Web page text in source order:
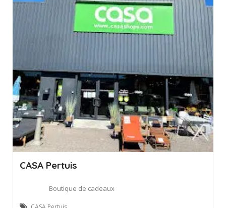
CASA Pertuis
Boutique de cadeaux